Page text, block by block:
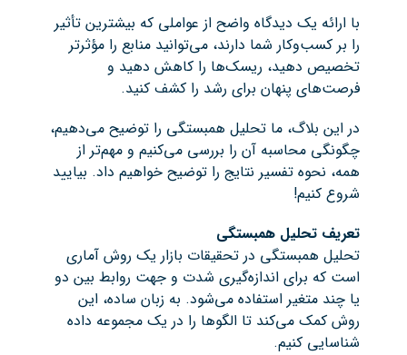
با ارائه یک دیدگاه واضح از عواملی که بیشترین تأثیر
را بر کسب‌وکار شما دارند، می‌توانید منابع را مؤثرتر
تخصیص دهید، ریسک‌ها را کاهش دهید و
فرصت‌های پنهان برای رشد را کشف کنید.
در این بلاگ، ما تحلیل همبستگی را توضیح می‌دهیم،
چگونگی محاسبه آن را بررسی می‌کنیم و مهم‌تر از
همه، نحوه تفسیر نتایج را توضیح خواهیم داد. بیایید
شروع کنیم!
تعریف تحلیل همبستگی
تحلیل همبستگی در تحقیقات بازار یک روش آماری
است که برای اندازه‌گیری شدت و جهت روابط بین دو
یا چند متغیر استفاده می‌شود. به زبان ساده، این
روش کمک می‌کند تا الگوها را در یک مجموعه داده
شناسایی کنیم.